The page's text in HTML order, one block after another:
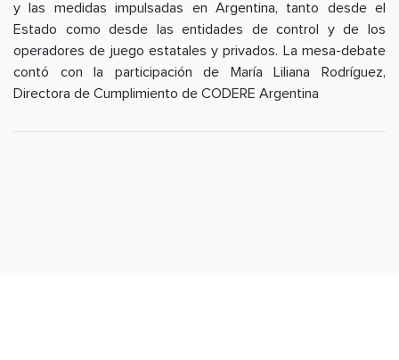
y las medidas impulsadas en Argentina, tanto desde el
Estado como desde las entidades de control y de los
operadores de juego estatales y privados. La mesa-debate
contó con la participación de María Liliana Rodríguez,
Directora de Cumplimiento de CODERE Argentina